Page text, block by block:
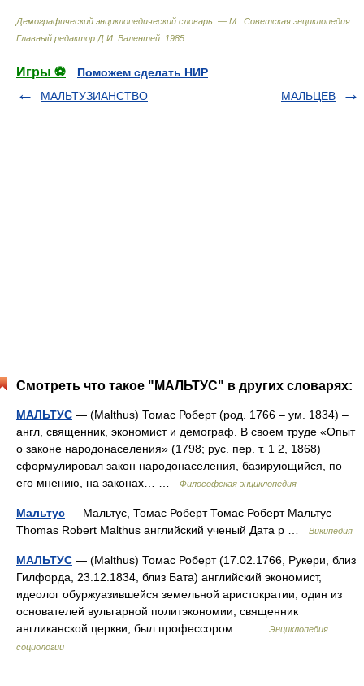
Демографический энциклопедический словарь. — М.: Советская энциклопедия
Главный редактор Д.И. Валентей 1985
Игры ⚽
Поможем сделать НИР
МАЛЬТУЗИАНСТВО
МАЛЬЦЕВ
Смотреть что такое "МАЛЬТУС" в других словарях:
МАЛЬТУС — (Malthus) Томас Роберт (род. 1766 – ум. 1834) –
англ, священник, экономист и демограф. В своем труде «Опыт
о законе народонаселения» (1798; рус. пер. т. 1 2, 1868)
сформулировал закон народонаселения, базирующийся, по
его мнению, на законах… …
Философская энциклопедия
Мальтус — Мальтус, Томас Роберт Томас Роберт Мальтус
Thomas Robert Malthus английский ученый Дата р …
Википедия
МАЛЬТУС — (Malthus) Томас Роберт (17.02.1766, Рукери, близ
Гилфорда, 23.12.1834, близ Бата) английский экономист,
идеолог обуржуазившейся земельной аристократии, один из
основателей вульгарной политэкономии, священник
англиканской церкви; был профессором… …
Энциклопедия
социологии